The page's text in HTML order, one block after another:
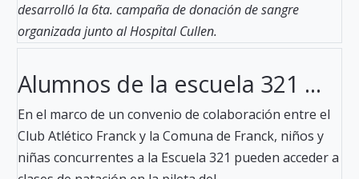
desarrolló la 6ta. campaña de donación de sangre
organizada junto al Hospital Cullen.
Alumnos de la escuela 321 ...
En el marco de un convenio de colaboración entre el
Club Atlético Franck y la Comuna de Franck, niños y
niñas concurrentes a la Escuela 321 pueden acceder a